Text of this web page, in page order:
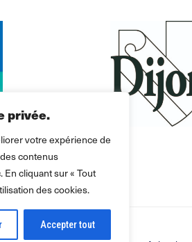
privée.
votre expérience de
contenus
cliquant sur « Tout
des cookies.
Accepter tout